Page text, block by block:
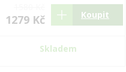
1279 Kč Koupit
Skladem